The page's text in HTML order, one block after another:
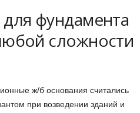
фундамента
сложности
ж/б основания считались
при возведении зданий и